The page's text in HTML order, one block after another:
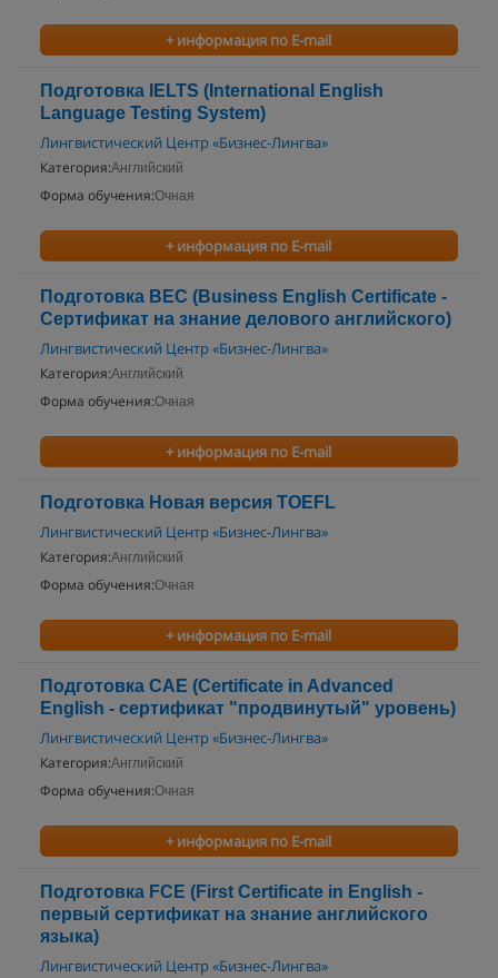
+ информация по E-mail
Подготовка IELTS (International English
Language Testing System)
Лингвистический Центр «Бизнес-Лингва»
Категория:Английский
Форма обучения:Очная
+ информация по E-mail
Подготовка BEC (Business English Certificate -
Сертификат на знание делового английского)
Лингвистический Центр «Бизнес-Лингва»
Категория:Английский
Форма обучения:Очная
+ информация по E-mail
Подготовка Новая версия TOEFL
Лингвистический Центр «Бизнес-Лингва»
Категория:Английский
Форма обучения:Очная
+ информация по E-mail
Подготовка CAE (Certificate in Advanced
English - сертификат "продвинутый" уровень)
Лингвистический Центр «Бизнес-Лингва»
Категория:Английский
Форма обучения:Очная
+ информация по E-mail
Подготовка FCE (First Certificate in English -
первый сертификат на знание английского
языка)
Лингвистический Центр «Бизнес-Лингва»